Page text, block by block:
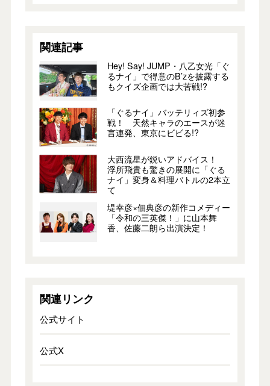
関連記事
Hey! Say! JUMP・八乙女光「ぐ
るナイ」で得意のB’zを披露する
もクイズ企画では大苦戦!?
「ぐるナイ」バッテリィズ初参
戦！ 天然キャラのエースが迷
言連発、東京にビビる!?
大西流星が鋭いアドバイス！
浮所飛貴も驚きの展開に「ぐる
ナイ」変身＆料理バトルの2本立
て
堤幸彦×佃典彦の新作コメディー
「令和の三英傑！」に山本舞
香、佐藤二朗ら出演決定！
関連リンク
公式サイト
公式X